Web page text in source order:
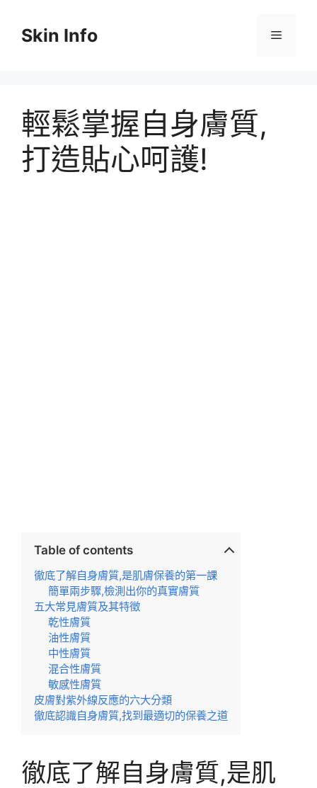
Skin Info 選
輕鬆掌握自身膚質,
打造貼心呵護!
Table of contents
徹底了解自身膚質,是肌膚保養的第一課
簡單兩步驟,檢測出你的真實膚質
五大常見膚質及其特徵
乾性膚質
油性膚質
中性膚質
混合性膚質
敏感性膚質
皮膚對紫外線反應的六大分類
徹底認識自身膚質,找到最適切的保養之道
徹底了解自身膚質,是肌